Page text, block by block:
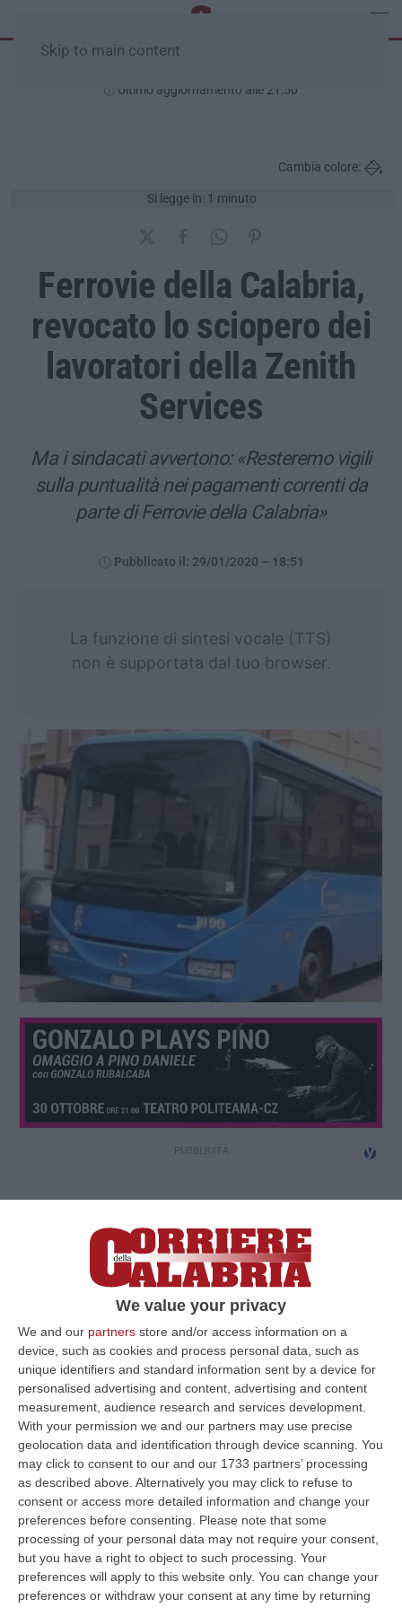
We value your privacy
We and our partners store and/or access information on a
device, such as cookies and process personal data, such as
unique identifiers and standard information sent by a device for
personalised advertising and content, advertising and content
measurement, audience research and services development.
With your permission we and our partners may use precise
geolocation data and identification through device scanning. You
may click to consent to our and our 1733 partners’ processing
as described above. Alternatively you may click to refuse to
consent or access more detailed information and change your
preferences before consenting.
Please note that some
processing of your personal data may not require your consent,
but you have a right to object to such processing. Your
preferences will apply to this website only. You can change your
preferences or withdraw your consent at any time by returning
Skip to main content
Ultimo aggiornamento alle 21:50
Si legge in: 1 minuto
Cambia colore:
Ferrovie della Calabria,
revocato lo sciopero dei
lavoratori della Zenith
Services
Ma i sindacati avvertono: «Resteremo vigili
sulla puntualità nei pagamenti correnti da
parte di Ferrovie della Calabria»
Pubblicato il: 29/01/2020 – 18:51
La funzione di sintesi vocale (TTS)
non è supportata dal tuo browser.
Clicca e segui “Corriere della Calabria” su Google News
COSENZALa Filcams Cgil Castrovillari e la